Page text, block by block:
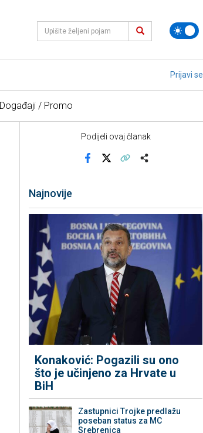
Prijavi se
Događaji / Promo
Podijeli ovaj članak
Najnovije
Konaković: Pogazili su ono
što je učinjeno za Hrvate u
BiH
Zastupnici Trojke predlažu
poseban status za MC
Srebrenica